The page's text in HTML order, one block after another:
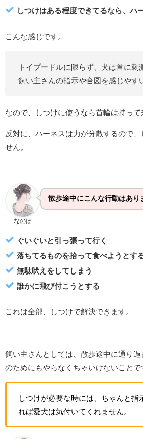
しつけはある程度できてるなら、ハ
こんな感じです。
トイプードルに限らず、犬は首に刺
飼い主さんの指示や合図を感じやす
なので、しつけに使うなら首輪は持って
反対に、ハーネスは力が分散するので
せん。
なのは
散歩途中にこんな行動はあり
ぐいぐいと引っ張って行く
落ちてるものを拾って食べようとす
無駄吠えをしてしまう
誰かに飛び付こうとする
これは全部、しつけで解決できます。
飼い主さんとしては、散歩途中に通り
のためにもやらなくちゃいけないことで
しつけが必要な時には、ちゃんと指
れば愛犬は気付いてくれません。